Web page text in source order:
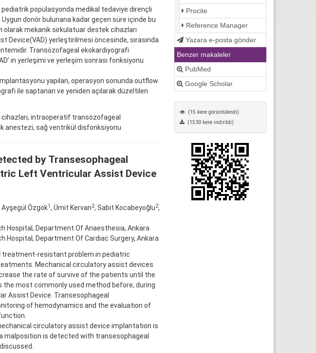
popülasyonda medikal tedaviye dirençli
donör bulunana kadar geçen süre içinde bu
olarak mekanik sirkulatuar destek cihazları
Device(VAD) yerleştirilmesi öncesinde, sırasında
Transözofageal ekokardiyografi
ın yerleşimi ve yerleşim sonrası fonksiyonu
yapılan, operasyon sonunda outflow
ile saptanan ve yeniden açılarak düzeltilen
intraoperatif transözofageal
anestezi, sağ ventrikül disfonksiyonu
by Transesophageal
Left Ventricular Assist Device
Ayşegül Özgök1 , Ümit Kervan2, Sabit Kocabeyoğlu2,
Hospital, Department Of Anaesthesia, Ankara
Hospital, Department Of Cardiac Surgery, Ankara
treatment-resistant problem in pediatric
Mechanical circulatory assist devices
the rate of survive of the patients until the
the most commonly used method before, during
Assist Device. Transesophageal
of hemodynamics and the evaluation of
circulatory assist device implantation is
malposition is detected with transesophageal
Procite
Reference Manager
Yazara e-posta gönder
Benzer makaleler
PubMed
Google Scholar
(15 kere görüntülendi)
(1530 kere indirildi)